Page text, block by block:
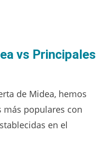
vs Principales
de Midea, hemos
populares con
en el